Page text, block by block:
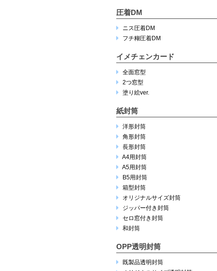
圧着DM
ニス圧着DM
フチ糊圧着DM
イメチェンカード
全面窓型
2つ窓型
塗り絵ver.
紙封筒
洋形封筒
角形封筒
長形封筒
A4用封筒
A5用封筒
B5用封筒
箱型封筒
オリジナルサイズ封筒
ジッパー付き封筒
セロ窓付き封筒
和封筒
OPP透明封筒
既製品透明封筒